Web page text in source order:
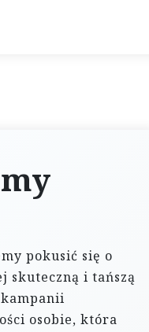
pokusić się o
skuteczną i tańszą
osobie, która